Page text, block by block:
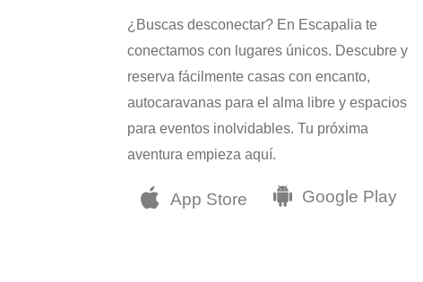
¿Buscas desconectar? En Escapalia te
conectamos con lugares únicos. Descubre y
reserva fácilmente casas con encanto,
autocaravanas para el alma libre y espacios
para eventos inolvidables. Tu próxima
aventura empieza aquí.